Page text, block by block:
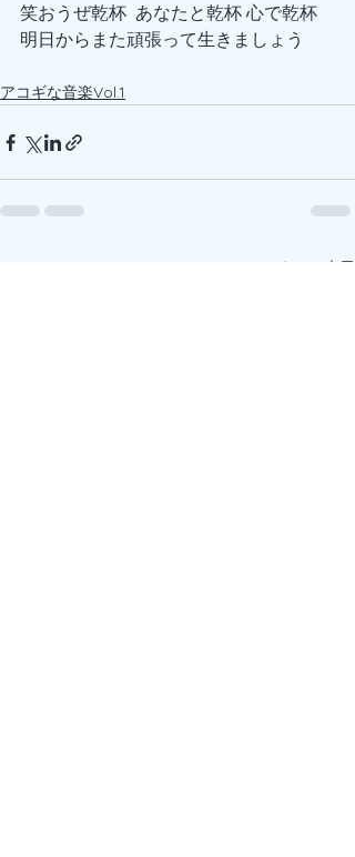
笑おうぜ乾杯  あなたと乾杯 心で乾杯
明日からまた頑張って生きましょう
アコギな音楽Vol.1
すべて表示